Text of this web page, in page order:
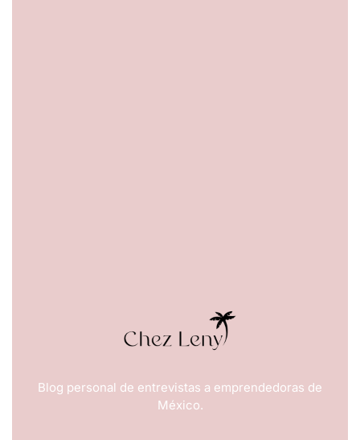
Blog personal de entrevistas a emprendedoras de
México.